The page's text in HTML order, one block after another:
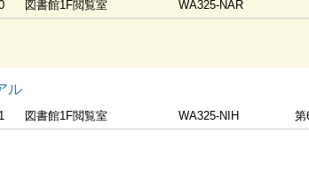
図書館1F閲覧室 WA325-NAR
ル
図書館1F閲覧室 WA325-NIH 第